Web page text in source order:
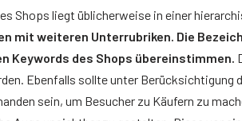
Shops liegt üblicherweise in einer
mit weiteren Unterrubriken. Die
Keywords des Shops übereinstimmen.
Ebenfalls sollte unter Berücksichtigung
sein, um Besucher zu Käufern zu